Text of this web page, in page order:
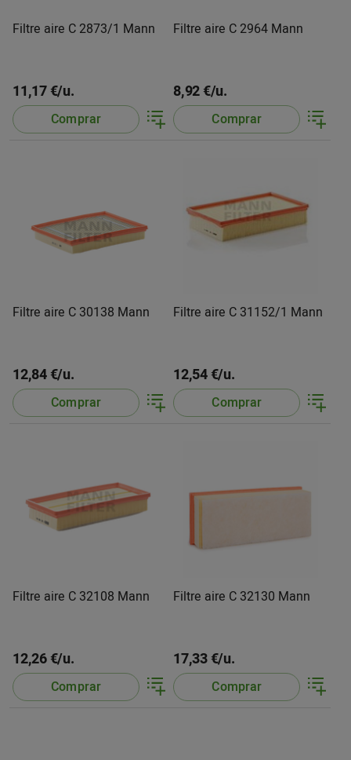
Filtre aire C 2873/1 Mann
11,17 €/u.
Comprar
Filtre aire C 2964 Mann
8,92 €/u.
Comprar
Filtre aire C 30138 Mann
12,84 €/u.
Comprar
Filtre aire C 31152/1 Mann
12,54 €/u.
Comprar
Filtre aire C 32108 Mann
12,26 €/u.
Comprar
Filtre aire C 32130 Mann
17,33 €/u.
Comprar